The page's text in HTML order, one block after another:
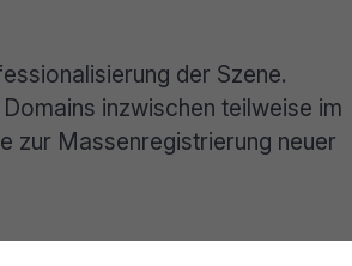
der Szene.
inzwischen teilweise im
zur Massenregistrierung neuer